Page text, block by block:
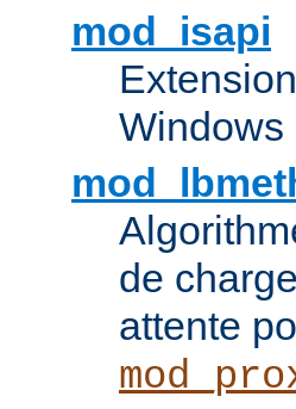
mod_isapi
Windows
de
attente